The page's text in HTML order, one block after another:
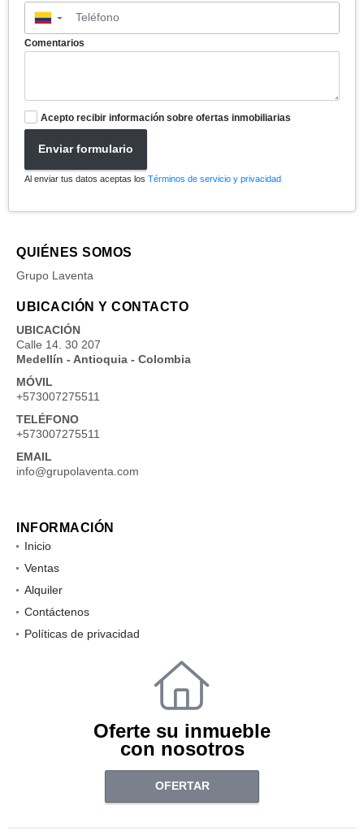
▼
Comentarios
Acepto recibir información sobre ofertas inmobiliarias
Enviar formulario
Al enviar tus datos aceptas los Términos de servicio y privacidad
QUIÉNES SOMOS
Grupo Laventa
UBICACIÓN Y CONTACTO
UBICACIÓN
Calle 14. 30 207
Medellín - Antioquia - Colombia
MÓVIL
+573007275511
TELÉFONO
+573007275511
EMAIL
info@grupolaventa.com
INFORMACIÓN
Inicio
Ventas
Alquiler
Contáctenos
Políticas de privacidad
Oferte su inmueble
con nosotros
OFERTAR